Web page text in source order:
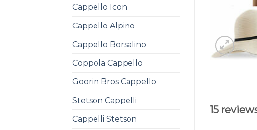
Cappello Icon
Cappello Alpino
Cappello Borsalino
Coppola Cappello
Goorin Bros Cappello
Stetson Cappelli
Cappelli Stetson
15